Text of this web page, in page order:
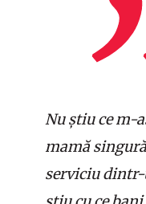
Nu știu ce m-
mamă
serviciu dintr-